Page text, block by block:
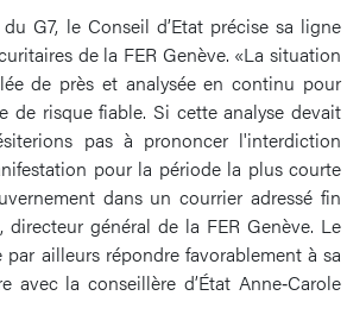
G7, le Conseil d’Etat précise sa ligne
de la FER Genève. «La situation
de près et analysée en continu pour
de risque fiable. Si cette analyse devait
pas à prononcer l'interdiction
pour la période la plus courte
dans un courrier adressé fin
général de la FER Genève. Le
par ailleurs répondre favorablement à sa
avec la conseillère d’État Anne‑Carole